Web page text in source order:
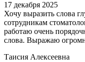
17 декабря 2025
Хочу выразить слова
сотрудникам
работаю очень
слова. Выражаю
Таисия Алексеевна